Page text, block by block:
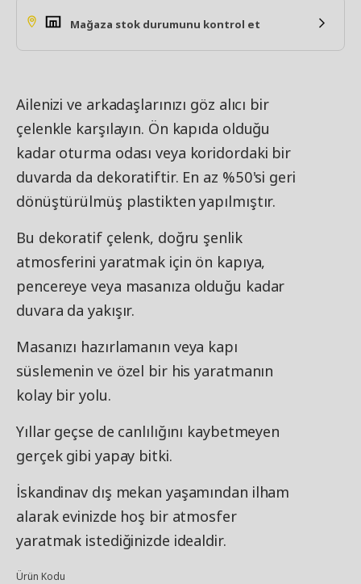
Mağaza stok durumunu kontrol et
Ailenizi ve arkadaşlarınızı göz alıcı bir
çelenkle karşılayın. Ön kapıda olduğu
kadar oturma odası veya koridordaki bir
duvarda da dekoratiftir. En az %50'si geri
dönüştürülmüş plastikten yapılmıştır.
Bu dekoratif çelenk, doğru şenlik
atmosferini yaratmak için ön kapıya,
pencereye veya masanıza olduğu kadar
duvara da yakışır.
Masanızı hazırlamanın veya kapı
süslemenin ve özel bir his yaratmanın
kolay bir yolu.
Yıllar geçse de canlılığını kaybetmeyen
gerçek gibi yapay bitki.
İskandinav dış mekan yaşamından ilham
alarak evinizde hoş bir atmosfer
yaratmak istediğinizde idealdir.
Ürün Kodu